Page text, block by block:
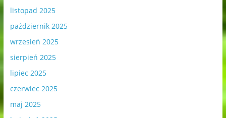
listopad 2025
październik 2025
wrzesień 2025
sierpień 2025
lipiec 2025
czerwiec 2025
maj 2025